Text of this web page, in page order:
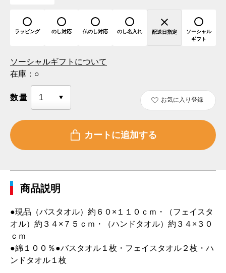
ラッピング のし対応 仏のし対応 のし名入れ 配送日指定
ソーシャル
ギフト
ソーシャルギフトについて
在庫： ○
数量 お気に入り登録
商品説明
●現品（バスタオル）約６０×１１０ｃｍ・（フェイスタ
オル）約３４×７５ｃｍ・（ハンドタオル）約３４×３０
ｃｍ
●綿１００％●バスタオル１枚・フェイスタオル２枚・ハ
ンドタオル１枚